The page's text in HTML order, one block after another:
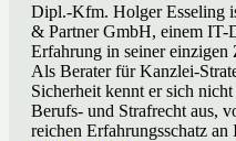
Dipl.-Kfm. Holger Esseling
& Partner GmbH, einem IT-
Erfahrung in seiner
Als Berater für Kanzlei-
Sicherheit kennt er sich
Berufs- und Strafrecht aus,
reichen Erfahrungsschatz an